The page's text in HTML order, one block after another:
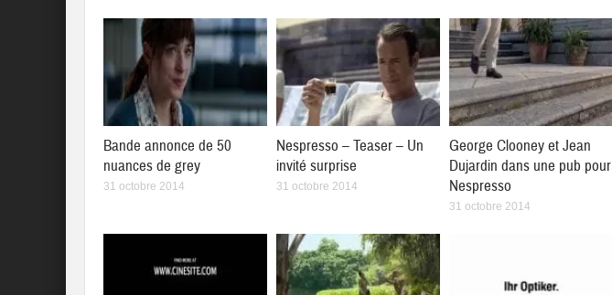
Bande annonce de 50
nuances de grey
31 octobre 2014
Nespresso – Teaser – Un
invité surprise
31 octobre 2014
George Clooney et Jean
Dujardin dans une pub pour
Nespresso
31 octobre 2014